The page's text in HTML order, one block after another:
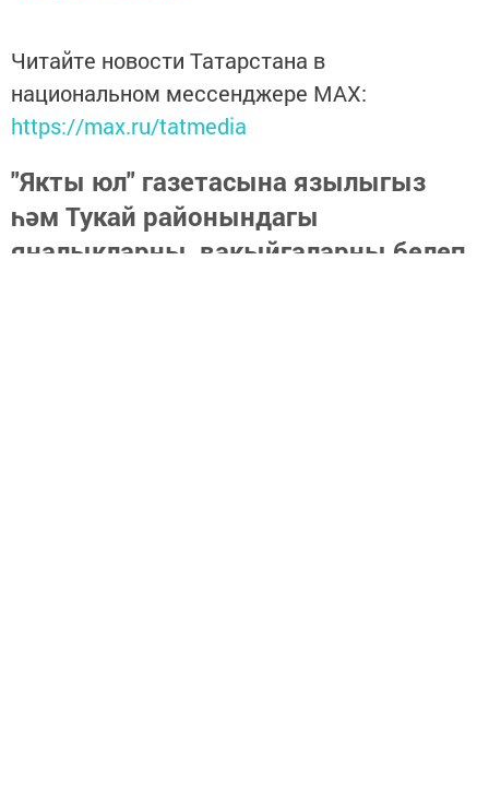
Читайте новости Татарстана в
национальном мессенджере MАХ:
https://max.ru/tatmedia
"Якты юл" газетасына язылыгыз
һәм Тукай районындагы
яңалыкларны, вакыйгаларны белеп